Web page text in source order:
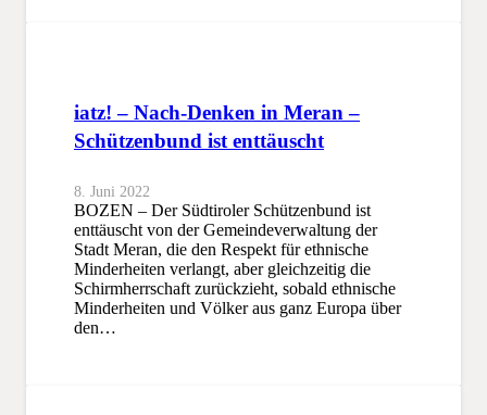
iatz! – Nach-Denken in Meran –
Schützenbund ist enttäuscht
8. Juni 2022
BOZEN – Der Südtiroler Schützenbund ist
enttäuscht von der Gemeindeverwaltung der
Stadt Meran, die den Respekt für ethnische
Minderheiten verlangt, aber gleichzeitig die
Schirmherrschaft zurückzieht, sobald ethnische
Minderheiten und Völker aus ganz Europa über
den…